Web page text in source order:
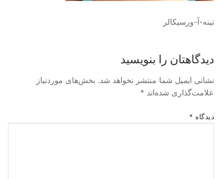
تینه-آ-ورسیکالر
دیدگاهتان را بنویسید
نشانی ایمیل شما منتشر نخواهد شد. بخش‌های موردنیاز
علامت‌گذاری شده‌اند *
دیدگاه *